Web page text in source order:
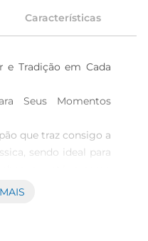
Características
e Tradição em Cada
Seus Momentos
que traz consigo a
sendo ideal para
Com uma crosta